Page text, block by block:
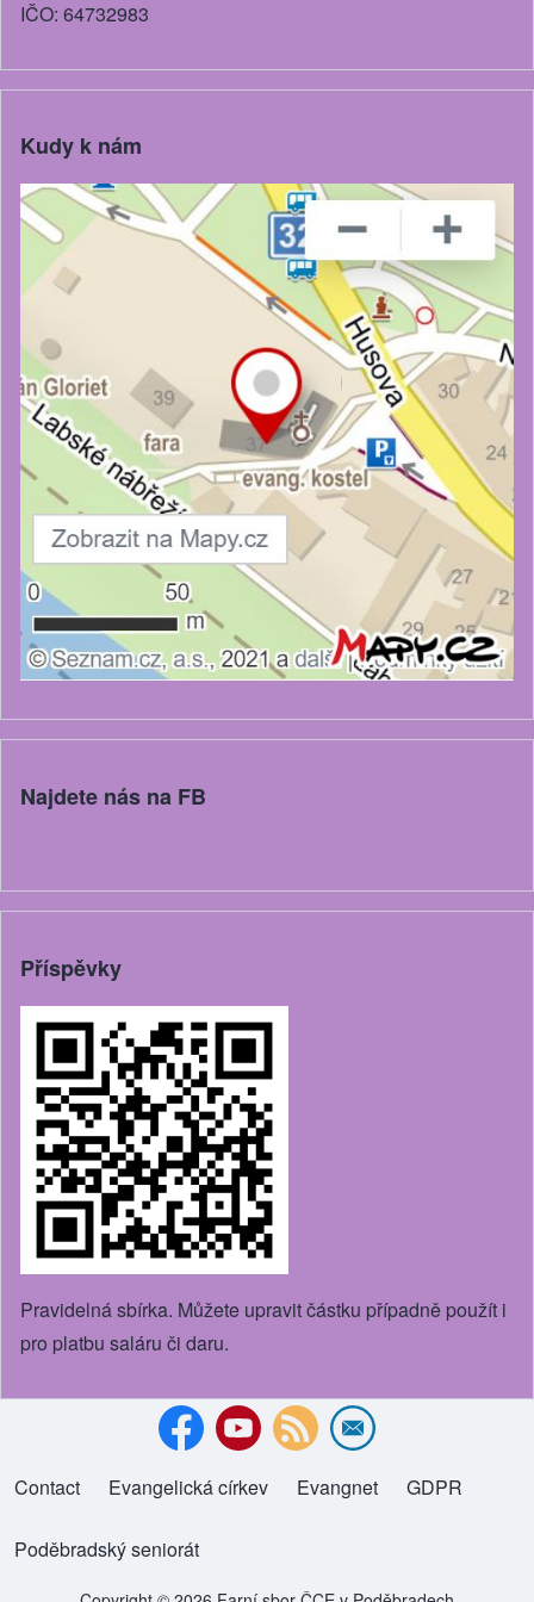
IČO: 64732983
Kudy k nám
Najdete nás na FB
Příspěvky
Pravidelná sbírka. Můžete upravit částku případně použít i
pro platbu saláru či daru.
Footer menu
Contact Evangelická církev
(opens in new tab) Evangnet
(opens in new tab)
GDPR
Poděbradský seniorát
(opens in new tab)